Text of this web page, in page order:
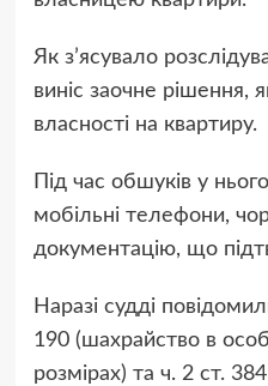
Як з’ясувало
виніс заочне рішення,
власності на квартиру.
Під час обшуків у
мобільні телефони,
документацію, що
Наразі судді
190 (шахрайство в
розмірах) та ч. 2 ст.